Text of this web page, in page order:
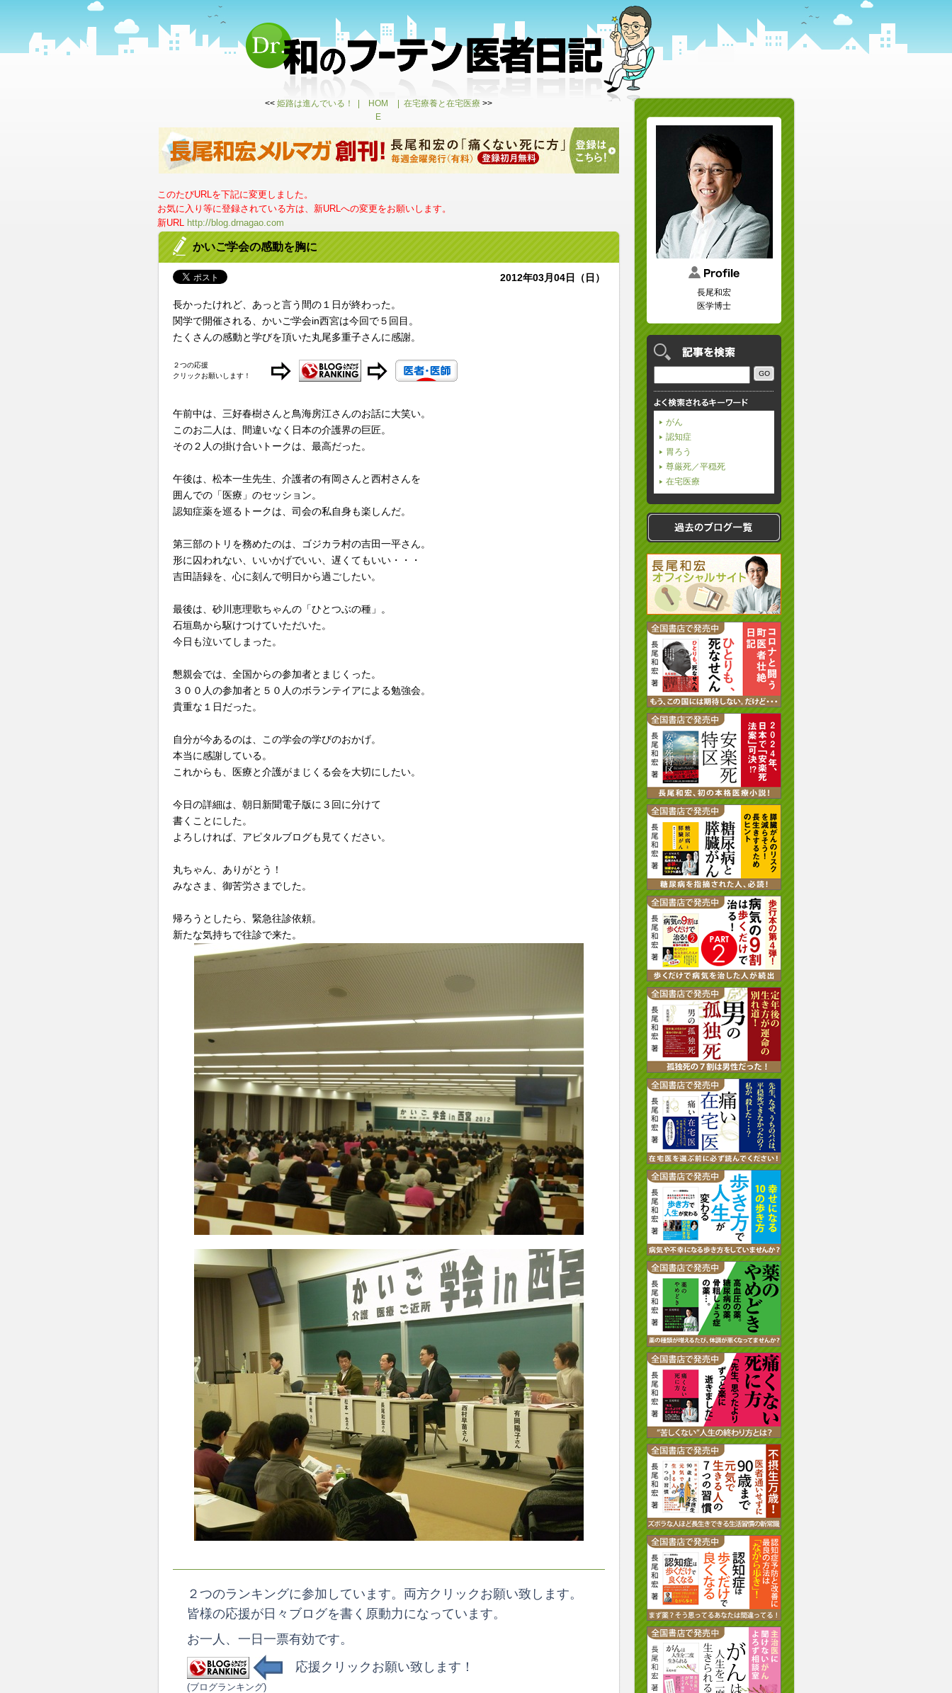
<< 姫路は進んでいる！
HOM
E
在宅療養と在宅医療>>
このたびURLを下記に変更しました。
お気に入り等に登録されている方は、新URLへの変更をお願いします。
新URL http://blog.drnagao.com
かいご学会の感動を胸に
2012年03月04日（日）
長かったけれど、あっと言う間の１日が終わった。
関学で開催される、かいご学会in西宮は今回で５回目。
たくさんの感動と学びを頂いた丸尾多重子さんに感謝。
２つの応援
クリックお願いします！
午前中は、三好春樹さんと鳥海房江さんのお話に大笑い。
このお二人は、間違いなく日本の介護界の巨匠。
その２人の掛け合いトークは、最高だった。
午後は、松本一生先生、介護者の有岡さんと西村さんを
囲んでの「医療」のセッション。
認知症薬を巡るトークは、司会の私自身も楽しんだ。
第三部のトリを務めたのは、ゴジカラ村の吉田一平さん。
形に囚われない、いいかげでいい、遅くてもいい・・・
吉田語録を、心に刻んで明日から過ごしたい。
最後は、砂川恵理歌ちゃんの「ひとつぶの種」。
石垣島から駆けつけていただいた。
今日も泣いてしまった。
懇親会では、全国からの参加者とまじくった。
３００人の参加者と５０人のボランテイアによる勉強会。
貴重な１日だった。
自分が今あるのは、この学会の学びのおかげ。
本当に感謝している。
これからも、医療と介護がまじくる会を大切にしたい。
今日の詳細は、朝日新聞電子版に３回に分けて
書くことにした。
よろしければ、アピタルブログも見てください。
丸ちゃん、ありがとう！
みなさま、御苦労さまでした。
帰ろうとしたら、緊急往診依頼。
新たな気持ちで往診で来た。
２つのランキングに参加しています。両方クリックお願い致します。
皆様の応援が日々ブログを書く原動力になっています。
お一人、一日一票有効です。
応援クリックお願い致します！
(ブログランキング)
長尾和宏
医学博士
がん
認知症
胃ろう
尊厳死／平穏死
在宅医療